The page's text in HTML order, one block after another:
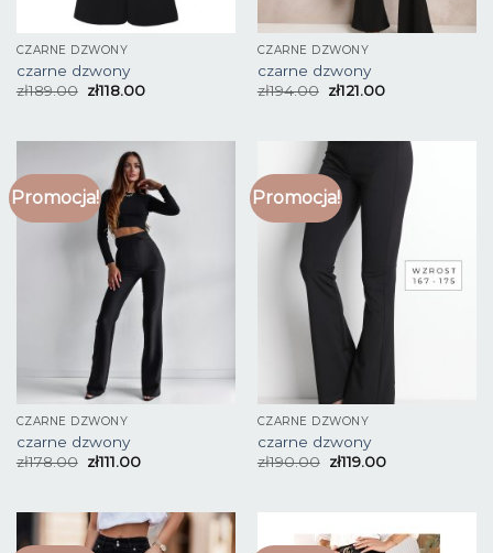
CZARNE DZWONY
czarne dzwony
zł189.00 zł118.00
CZARNE DZWONY
czarne dzwony
zł194.00 zł121.00
Promocja!
CZARNE DZWONY
czarne dzwony
zł178.00 zł111.00
Promocja!
CZARNE DZWONY
czarne dzwony
zł190.00 zł119.00